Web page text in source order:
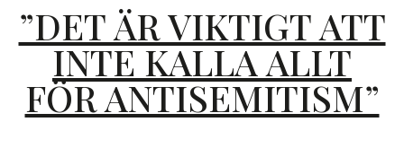
”DET ÄR VIKTIGT ATT
INTE KALLA ALLT
FÖR ANTISEMITISM”